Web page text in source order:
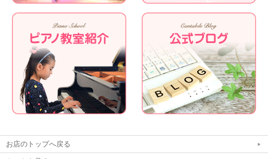
お店のトップへ戻る